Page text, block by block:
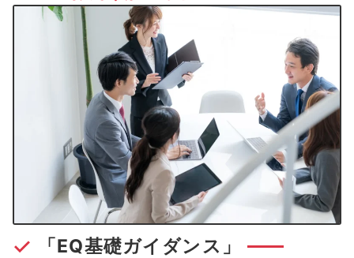
「EQ基礎ガイダンス」